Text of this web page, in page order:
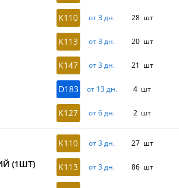
K110 от 3 дн. 28 шт
K113 от 3 дн. 20 шт
K147 от 3 дн. 21 шт
D183 от 13 дн. 4 шт
K127 от 6 дн. 2 шт
(1ШТ)
K110 от 3 дн. 27 шт
K113 от 3 дн. 86 шт